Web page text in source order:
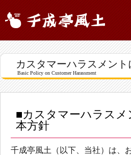
カスタマーハラスメン
Basic Policy on Customer Harassment
■カスタマーハラスメ
本方針
千成亭風土（以下、当社）は、